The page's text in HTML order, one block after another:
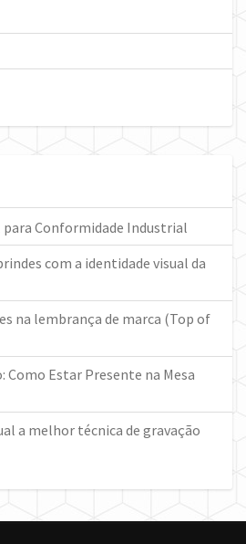
para Conformidade Industrial
com a identidade visual da
na lembrança de marca (Top of
Como Estar Presente na Mesa
a melhor técnica de gravação